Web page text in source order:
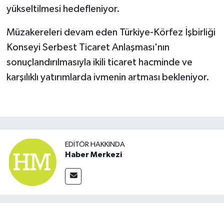
yükseltilmesi hedefleniyor.
Müzakereleri devam eden Türkiye-Körfez İşbirliği
Konseyi Serbest Ticaret Anlaşması'nın
sonuçlandırılmasıyla ikili ticaret hacminde ve
karşılıklı yatırımlarda ivmenin artması bekleniyor.
EDITÖR HAKKINDA
Haber Merkezi